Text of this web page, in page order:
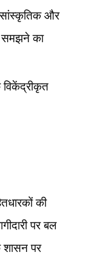
और
समझने का
विकेंद्रीकृत
की
पर बल
पर